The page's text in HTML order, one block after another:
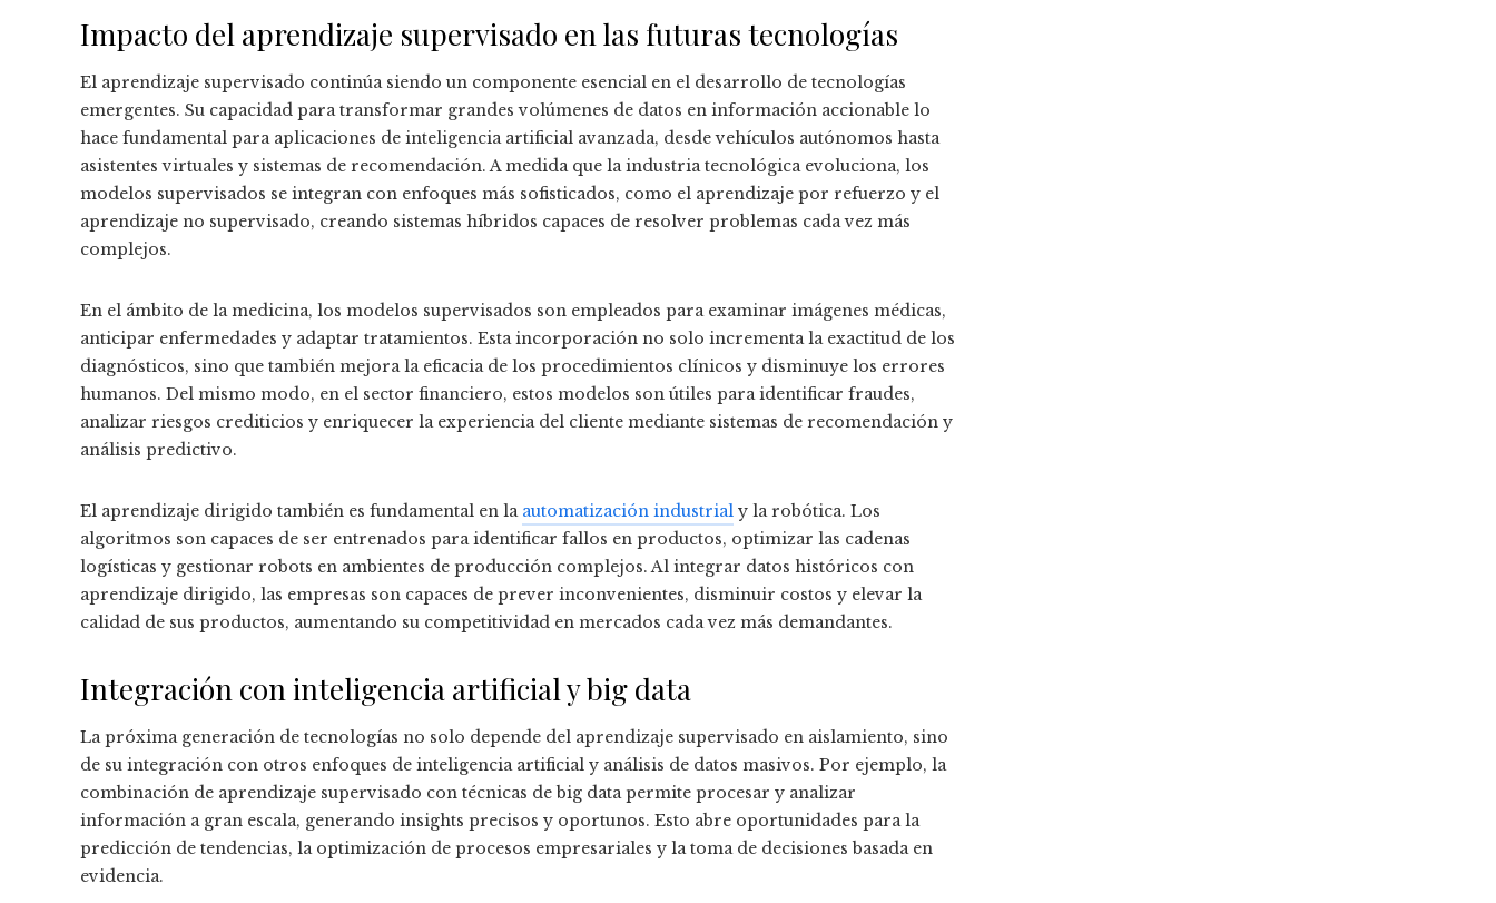
Impacto del aprendizaje supervisado en las futuras tecnologías
El aprendizaje supervisado continúa siendo un componente esencial en el desarrollo de tecnologías
emergentes. Su capacidad para transformar grandes volúmenes de datos en información accionable lo
hace fundamental para aplicaciones de inteligencia artificial avanzada, desde vehículos autónomos hasta
asistentes virtuales y sistemas de recomendación. A medida que la industria tecnológica evoluciona, los
modelos supervisados se integran con enfoques más sofisticados, como el aprendizaje por refuerzo y el
aprendizaje no supervisado, creando sistemas híbridos capaces de resolver problemas cada vez más
complejos.
En el ámbito de la medicina, los modelos supervisados son empleados para examinar imágenes médicas,
anticipar enfermedades y adaptar tratamientos. Esta incorporación no solo incrementa la exactitud de los
diagnósticos, sino que también mejora la eficacia de los procedimientos clínicos y disminuye los errores
humanos. Del mismo modo, en el sector financiero, estos modelos son útiles para identificar fraudes,
analizar riesgos crediticios y enriquecer la experiencia del cliente mediante sistemas de recomendación y
análisis predictivo.
El aprendizaje dirigido también es fundamental en la automatización industrial y la robótica. Los
algoritmos son capaces de ser entrenados para identificar fallos en productos, optimizar las cadenas
logísticas y gestionar robots en ambientes de producción complejos. Al integrar datos históricos con
aprendizaje dirigido, las empresas son capaces de prever inconvenientes, disminuir costos y elevar la
calidad de sus productos, aumentando su competitividad en mercados cada vez más demandantes.
Integración con inteligencia artificial y big data
La próxima generación de tecnologías no solo depende del aprendizaje supervisado en aislamiento, sino
de su integración con otros enfoques de inteligencia artificial y análisis de datos masivos. Por ejemplo, la
combinación de aprendizaje supervisado con técnicas de big data permite procesar y analizar
información a gran escala, generando insights precisos y oportunos. Esto abre oportunidades para la
predicción de tendencias, la optimización de procesos empresariales y la toma de decisiones basada en
evidencia.